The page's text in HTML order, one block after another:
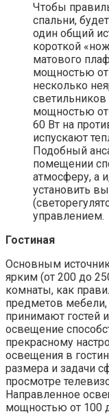
Чтобы
спальни,
один общий
короткой
матового
мощностью от
несколько
светильников
мощностью от
60 Вт на
испускают
Подобный
помещении
атмосферу, а
установить
управлением.
Гостиная
Основным
ярким (от 200 до
комнаты, как
предметов мебели,
принимают гостей
освещение
прекрасному
освещения в
размера и задачи
просмотре
Направленное
мощностью от 100